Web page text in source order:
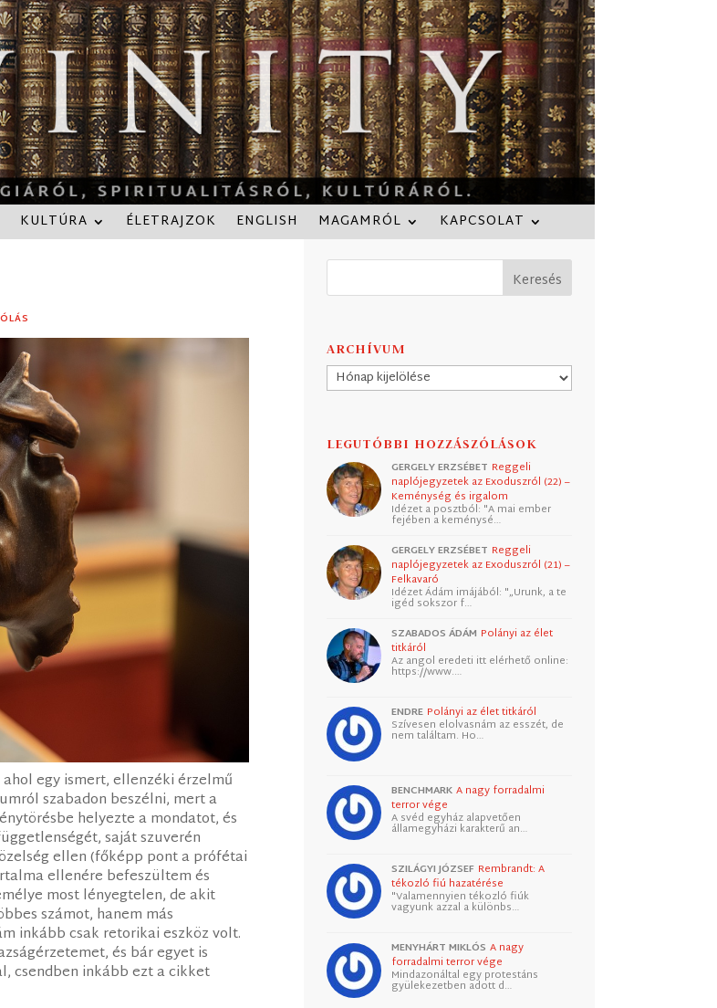
KULTÚRA ÉLETRAJZOK ENGLISH MAGAMRÓL KAPCSOLAT
egy ismert, ellenzéki érzelmű
szabadon beszélni, mert a
helyezte a mondatot, és
saját szuverén
ellen (főképp pont a prófétai
ellenére befeszültem és
most lényegtelen, de akit
számot, hanem más
inkább csak retorikai eszköz volt.
és bár egyet is
csendben inkább ezt a cikket
ARCHÍVUM
Archívum
LEGUTÓBBI HOZZÁSZÓLÁSOK
GERGELY ERZSÉBET Reggeli
naplójegyzetek az Exoduszról (22) –
Keménység és irgalom
Idézet a posztból: "A mai ember
fejében a keménysé…
GERGELY ERZSÉBET Reggeli
naplójegyzetek az Exoduszról (21) –
Felkavaró
Idézet Ádám imájából: "„Urunk, a te
igéd sokszor f…
SZABADOS ÁDÁM Polányi az élet
titkáról
Az angol eredeti itt elérhető online:
https://www.…
ENDRE Polányi az élet titkáról
Szívesen elolvasnám az esszét, de
nem találtam. Ho…
BENCHMARK A nagy forradalmi
terror vége
A svéd egyház alapvetően
államegyházi karakterű an…
SZILÁGYI JÓZSEF Rembrandt: A
tékozló fiú hazatérése
"Valamennyien tékozló fiúk
vagyunk azzal a különbs…
MENYHÁRT MIKLÓS A nagy
forradalmi terror vége
Mindazonáltal egy protestáns
gyülekezetben adott d…